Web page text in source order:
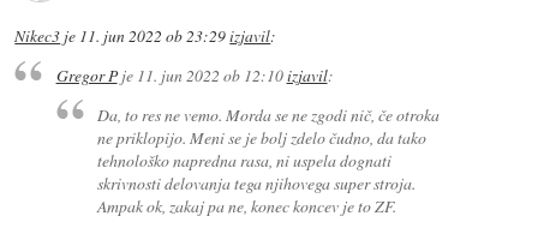
Nikec3 je 11. jun 2022 ob 23:29izjavil:
Gregor Pje 11. jun 2022 ob 12:10izjavil:
Da, to res ne vemo. Morda se ne zgodi nič, če otroka
ne priklopijo. Meni se je bolj zdelo čudno, da tako
tehnološko napredna rasa, ni uspela dognati
skrivnosti delovanja tega njihovega super stroja.
Ampak ok, zakaj pa ne, konec koncev je to ZF.